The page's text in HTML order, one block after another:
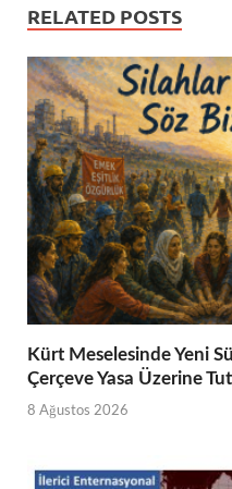
RELATED POSTS
Kürt Meselesinde Yeni
Çerçeve Yasa Üzerine
8 Ağustos 2026